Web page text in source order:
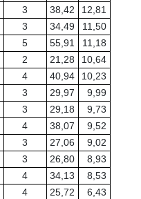
3 38,42
12,81
3 34,49
11,50
5 55,91
11,18
2 21,28
10,64
4 40,94
10,23
3 29,97
9,99
3 29,18
9,73
4 38,07
9,52
3 27,06
9,02
3 26,80
8,93
4 34,13
8,53
4 25,72
6,43